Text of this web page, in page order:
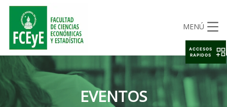
MENÚ
EVENTOS
ACCESOS
RAPIDOS